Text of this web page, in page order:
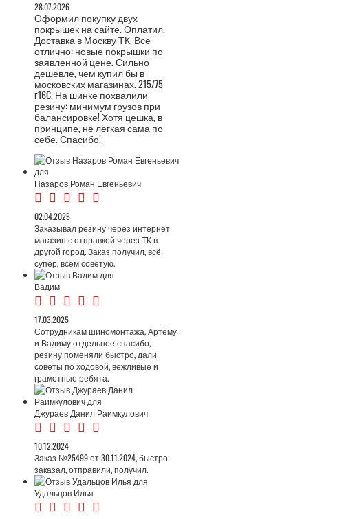
28.07.2026
Оформил покупку двух
покрышек на сайте. Оплатил.
Доставка в Москву ТК. Всё
отлично: новые покрышки по
заявленной цене. Сильно
дешевле, чем купил бы в
московских магазинах. 215/75
r16C. На шинке похвалили
резину: минимум грузов при
балансировке! Хотя цешка, в
принципе, не лёгкая сама по
себе. Спасибо!
Назаров Роман Евгеньевич
02.04.2025
Заказывал резину через интернет
магазин с отправкой через ТК в
другой город. Заказ получил, всё
супер, всем советую.
Вадим
17.03.2025
Сотрудникам шиномонтажа, Артёму
и Вадиму отдельное спасибо,
резину поменяли быстро, дали
советы по ходовой, вежливые и
грамотные ребята.
Джураев Данил Раимкулович
10.12.2024
Заказ №25499 от 30.11.2024, быстро
заказал, отправили, получил.
Удальцов Илья